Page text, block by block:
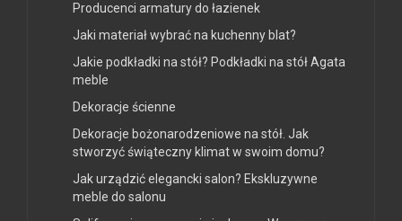
Producenci armatury do łazienek
Jaki materiał wybrać na kuchenny blat?
Jakie podkładki na stół? Podkładki na stół Agata
meble
Dekoracje ścienne
Dekoracje bożonarodzeniowe na stół. Jak
stworzyć świąteczny klimat w swoim domu?
Jak urządzić elegancki salon? Ekskluzywne
meble do salonu